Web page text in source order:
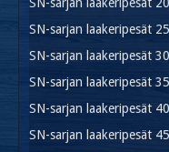
SN-sarjan laakeripesät
SN-sarjan laakeripesät
SN-sarjan laakeripesät
SN-sarjan laakeripesät
SN-sarjan laakeripesät